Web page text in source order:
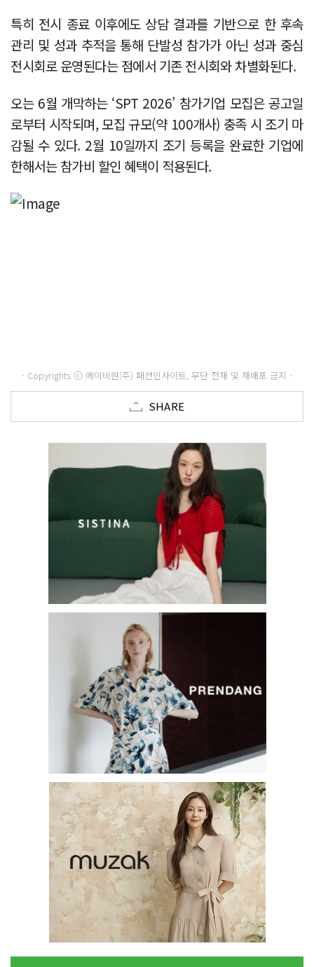
특히 전시 종료 이후에도 상담 결과를 기반으로 한 후속
관리 및 성과 추적을 통해 단발성 참가가 아닌 성과 중심
전시회로 운영된다는 점에서 기존 전시회와 차별화된다.
오는 6월 개막하는 ‘SPT 2026’ 참가기업 모집은 공고일
로부터 시작되며, 모집 규모(약 100개사) 충족 시 조기 마
감될 수 있다. 2월 10일까지 조기 등록을 완료한 기업에
한해서는 참가비 할인 혜택이 적용된다.
- Copyrights ⓒ 메이비원(주) 패션인사이트, 무단 전재 및 재배포 금지 -
SHARE